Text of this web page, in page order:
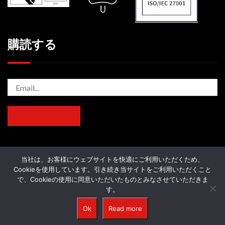
購読する
© 2026 - Pirobloc, S.A.
- - - -
当社は、お客様にウェブサイトを快適にご利用いただくため、
Cookieを使用しています。引き続き当サイトをご利用いただくこと
で、Cookieの使用に同意いただいたものとみなさせていただきま
す。
Ok Read more